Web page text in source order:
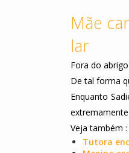
Mãe
lar
Fora do
De tal forma
Enquanto
Veja também :
Tutora